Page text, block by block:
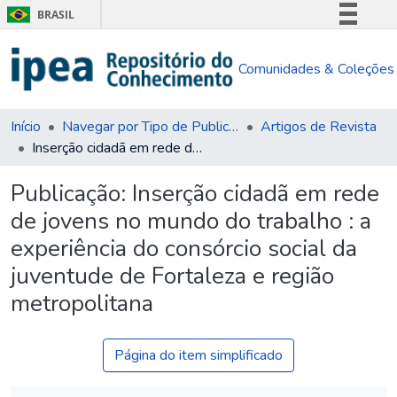
BRASIL
Comunica BR
Acesso à informação
Comunidades & Coleções
Início Navegar por Tipo de Publicação
Artigos de Revista
Inserção cidadã em rede de jovens no mundo do trabalho : a experiência do consórcio social da juventude de Fortaleza e região metropolitana
Publicação: Inserção cidadã em rede
de jovens no mundo do trabalho : a
experiência do consórcio social da
juventude de Fortaleza e região
metropolitana
Página do item simplificado